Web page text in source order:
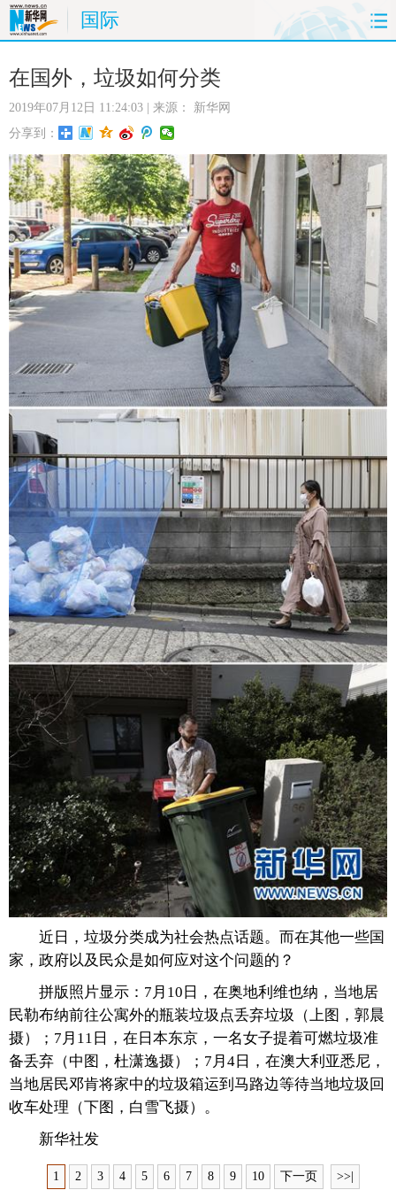
国际
首页 时政
娱乐 体育
时尚 思客 地方 法治
港澳 台湾 华人 汽车
科技 能源 房产 公司
图片 视频 彩票 食品
健康 信息化
金融 军事 无人机
富媒体 摄影 新华广播
新华电视中文 新华电视英文
在国外，垃圾如何分类
2019年07月12日 11:24:03 | 来源： 新华网
分享到：
近日，垃圾分类成为社会热点话题。而在其他一些国
家，政府以及民众是如何应对这个问题的？
拼版照片显示：7月10日，在奥地利维也纳，当地居
民勒布纳前往公寓外的瓶装垃圾点丢弃垃圾（上图，郭晨
摄）；7月11日，在日本东京，一名女子提着可燃垃圾准
备丢弃（中图，杜潇逸摄）；7月4日，在澳大利亚悉尼，
当地居民邓肯将家中的垃圾箱运到马路边等待当地垃圾回
收车处理（下图，白雪飞摄）。
新华社发
1 2 3 4 5 6 7 8 9 10 下一页 >>|